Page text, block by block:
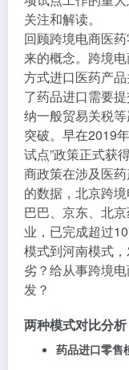
关注和解读。
回顾跨境电商医
来的概念。跨境
方式进口医药产
了药品进口需要
纳一般贸易关税
突破。早在2019
试点”政策正式获
商政策在涉及医
的数据，北京跨
巴巴、京东、北
业，已完成超过
模式到河南模式
劣？给从事跨境
发？
两种模式对比分析
药品进口零售